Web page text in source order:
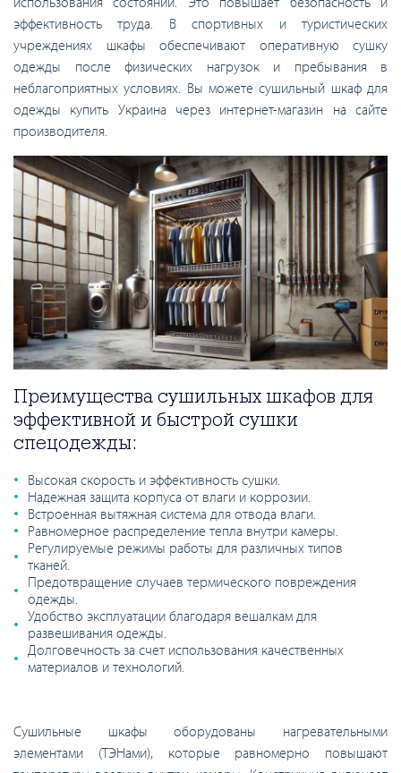
эффективность труда. В спортивных и туристических
учреждениях шкафы обеспечивают оперативную сушку
одежды после физических нагрузок и пребывания в
неблагоприятных условиях. Вы можете сушильный шкаф для
одежды купить Украина через интернет-магазин на сайте
производителя.
Преимущества сушильных шкафов для
эффективной и быстрой сушки
спецодежды:
Высокая скорость и эффективность сушки.
Надежная защита корпуса от влаги и коррозии.
Встроенная вытяжная система для отвода влаги.
Равномерное распределение тепла внутри камеры.
Регулируемые режимы работы для различных типов
тканей.
Предотвращение случаев термического повреждения
одежды.
Удобство эксплуатации благодаря вешалкам для
развешивания одежды.
Долговечность за счет использования качественных
материалов и технологий.
Сушильные шкафы оборудованы нагревательными
элементами (ТЭНами), которые равномерно повышают